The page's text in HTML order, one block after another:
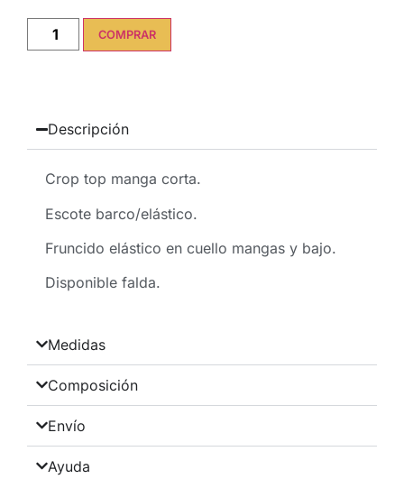
COMPRAR
Descripción
Crop top manga corta.
Escote barco/elástico.
Fruncido elástico en cuello mangas y bajo.
Disponible falda.
Medidas
Composición
Envío
Ayuda